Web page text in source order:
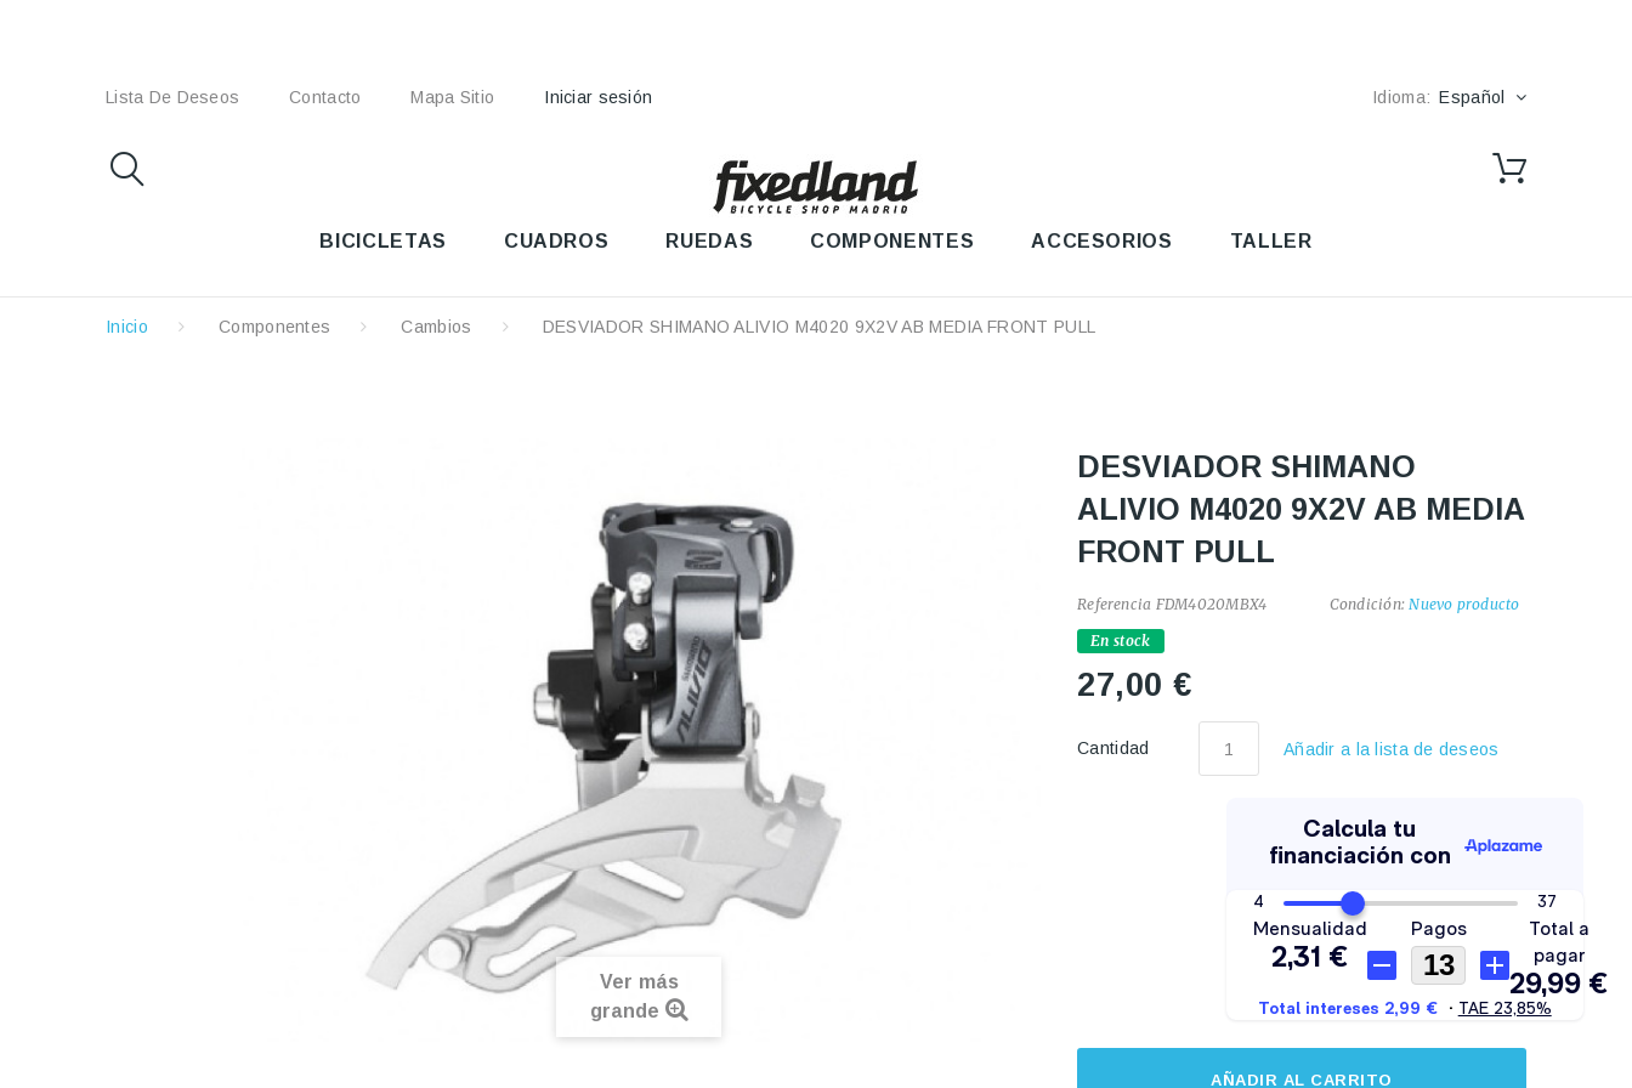
Lista De Deseos Contacto Mapa Sitio Iniciar sesión Idioma: Español
BICICLETAS CUADROS RUEDAS COMPONENTES ACCESORIOS TALLER
Inicio Componentes Cambios DESVIADOR SHIMANO ALIVIO M4020 9X2V AB MEDIA FRONT PULL
Ver más
grande
DESVIADOR SHIMANO
ALIVIO M4020 9X2V AB MEDIA
FRONT PULL
Referencia FDM4020MBX4 Condición: Nuevo producto
En stock
27,00 €
Cantidad Añadir a la lista de deseos
AÑADIR AL CARRITO